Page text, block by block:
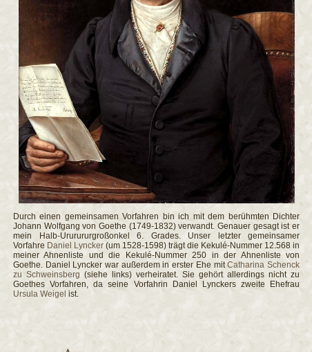
Durch einen gemeinsamen Vorfahren bin ich mit dem berühmten Dichter
Johann Wolfgang von Goethe (1749-1832) verwandt. Genauer gesagt ist er
mein Halb-Ururururgroßonkel 6. Grades. Unser letzter gemeinsamer
Vorfahre Daniel Lyncker (um 1528-1598) trägt die Kekulé-Nummer 12.568 in
meiner Ahnenliste und die Kekulé-Nummer 250 in der Ahnenliste von
Goethe. Daniel Lyncker war außerdem in erster Ehe mitCatharina Schenck
zu Schweinsberg (siehe links) verheiratet. Sie gehört allerdings nicht zu
Goethes Vorfahren, da seine Vorfahrin Daniel Lynckers zweite Ehefrau
Ursula Weigel ist.